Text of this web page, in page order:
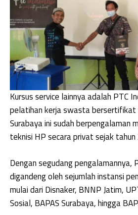
Kursus service lainnya adalah PTC
pelatihan kerja swasta bersertifikat
Surabaya ini sudah berpengalaman
teknisi HP secara privat sejak
Dengan segudang pengalamannya,
digandeng oleh sejumlah instansi
mulai dari Disnaker, BNNP Jatim,
Sosial, BAPAS Surabaya, hingga